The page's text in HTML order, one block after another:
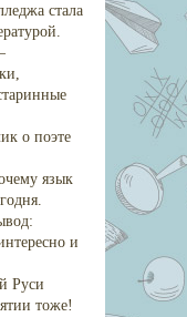
стала
о поэте
язык
и
Руси
тоже!